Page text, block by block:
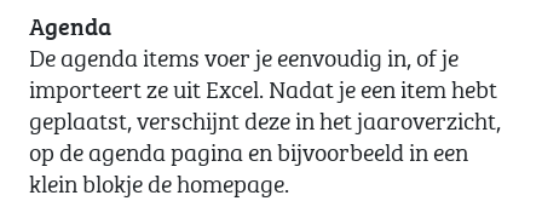
Agenda
De agenda items voer je eenvoudig in, of je
importeert ze uit Excel. Nadat je een item hebt
geplaatst, verschijnt deze in het jaaroverzicht,
op de agenda pagina en bijvoorbeeld in een
klein blokje de homepage.